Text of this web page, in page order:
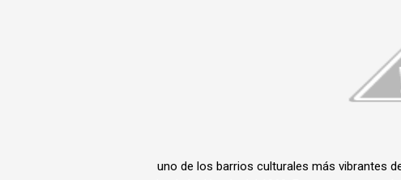
uno de los barrios culturales más vibrantes